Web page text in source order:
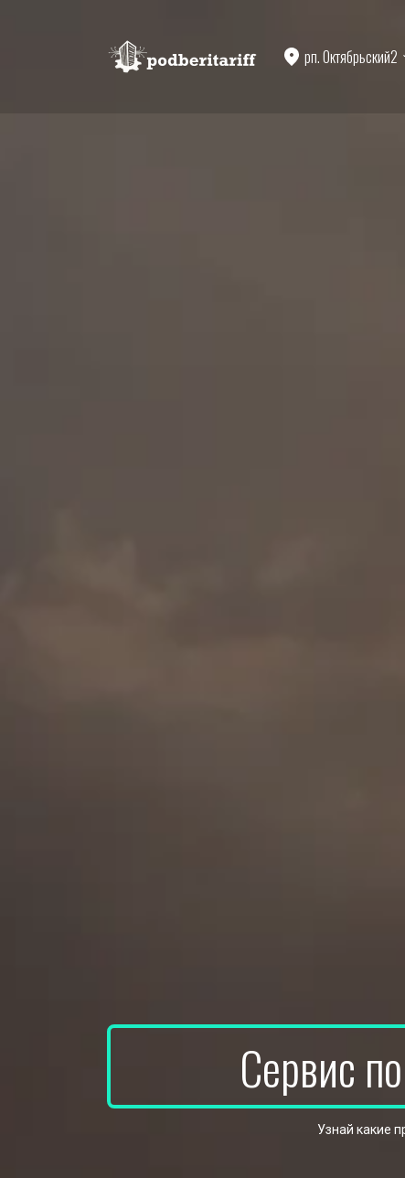
рп. Октябрьский2
Сервис
Узнай какие